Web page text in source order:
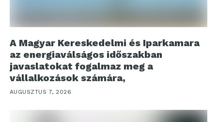
A Magyar Kereskedelmi és Iparkamara
az energiaválságos időszakban
javaslatokat fogalmaz meg a
vállalkozások számára,
AUGUSZTUS 7, 2026